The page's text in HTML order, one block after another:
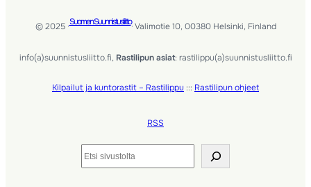
© 2025 ·Suomen Suunnistusliitto· Valimotie 10, 00380 Helsinki, Finland
info(a)suunnistusliitto.fi, Rastilipun asiat: rastilippu(a)suunnistusliitto.fi
Kilpailut ja kuntorastit – Rastilippu ::: Rastilipun ohjeet
RSS
Etsi